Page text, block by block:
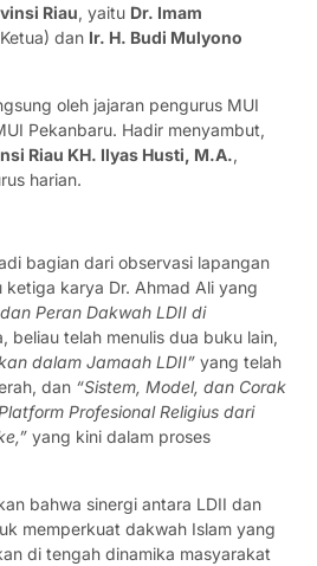
Riau, yaitu Dr. Imam
dan Ir. H. Budi Mulyono
oleh jajaran pengurus MUI
Pekanbaru. Hadir menyambut,
Riau KH. Ilyas Husti, M.A.,
harian.
bagian dari observasi lapangan
karya Dr. Ahmad Ali yang
Peran Dakwah LDII di
beliau telah menulis dua buku lain,
dalam Jamaah LDII” yang telah
dan “Sistem, Model, dan Corak
Profesional Religius dari
yang kini dalam proses
bahwa sinergi antara LDII dan
memperkuat dakwah Islam yang
di tengah dinamika masyarakat